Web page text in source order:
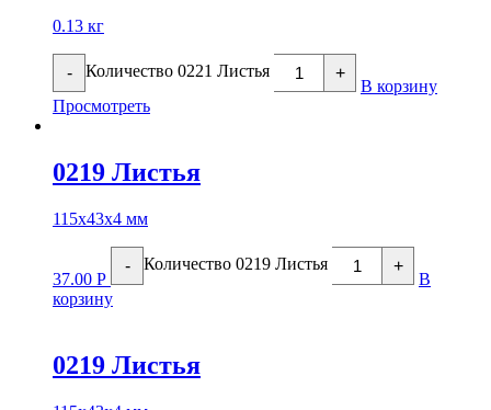
0.13 кг
- Количество 0221 Листья +
В корзину
Просмотреть
0219 Листья
115х43х4 мм
37.00 Р
- Количество 0219 Листья +
В
корзину
0219 Листья